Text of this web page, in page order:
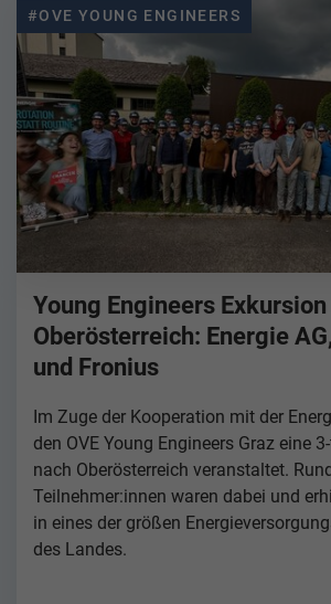
#OVE YOUNG ENGINEERS
Young Engineers
Oberösterreich: Energie
und Fronius
Im Zuge der Kooperation mit der
den OVE Young Engineers Graz eine
nach Oberösterreich veranstaltet.
Teilnehmer:innen waren dabei und
in eines der größen
des Landes.